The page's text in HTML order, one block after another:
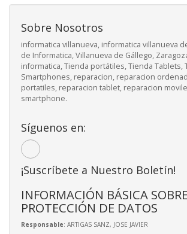
Sobre Nosotros
informatica villanueva, informatica villanueva
de Informatica, Villanueva de Gállego,
informatica, Tienda portátiles, Tienda Tablets,
Smartphones, reparacion, reparacion
portatiles, reparacion tablet, reparacion
smartphone.
Síguenos en:
¡Suscríbete a Nuestro Boletín!
INFORMACIÓN BÁSICA SOBRE
PROTECCIÓN DE DATOS
Responsable: ARTIGAS SANZ, JOSE JAVIER